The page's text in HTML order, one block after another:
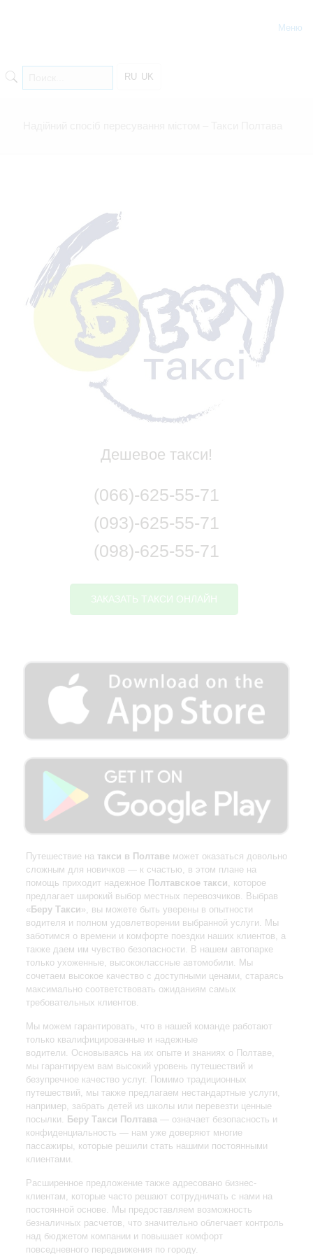
Меню
RU UK
Дешевое такси!
(066)-625-55-71
(093)-625-55-71
(098)-625-55-71
ЗАКАЗАТЬ ТАКСИ ОНЛАЙН
Путешествие на такси в Полтавеможет оказаться довольно
сложным для новичков — к счастью, в этом плане на
помощь приходит надежное Полтавское такси , которое
предлагает широкий выбор местных перевозчиков. Выбрав
« Беру Такси», вы можете быть уверены в опытности
водителя и полном удовлетворении выбранной услуги. Мы
заботимся о времени и комфорте поездки наших клиентов, а
также даем им чувство безопасности. В нашем автопарке
только ухоженные, высококлассные автомобили. Мы
сочетаем высокое качество с доступными ценами, стараясь
максимально соответствовать ожиданиям самых
требовательных клиентов.
Мы можем гарантировать, что в нашей команде работают
только квалифицированные и надежные
водители. Основываясь на их опыте и знаниях о Полтаве,
мы гарантируем вам высокий уровень путешествий и
безупречное качество услуг. Помимо традиционных
путешествий, мы также предлагаем нестандартные услуги,
например, забрать детей из школы или перевезти ценные
посылки.
Беру Такси Полтава — означает безопасность и
конфиденциальность — нам уже доверяют многие
пассажиры, которые решили стать нашими постоянными
клиентами.
Расширенное предложение также адресовано бизнес-
клиентам, которые часто решают сотрудничать с нами на
постоянной основе. Мы предоставляем возможность
безналичных расчетов, что значительно облегчает контроль
над бюджетом компании и повышает комфорт
повседневного передвижения по городу.